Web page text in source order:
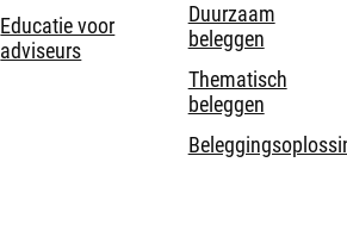
Educatie voor
adviseurs
Duurzaam
beleggen
Thematisch
beleggen